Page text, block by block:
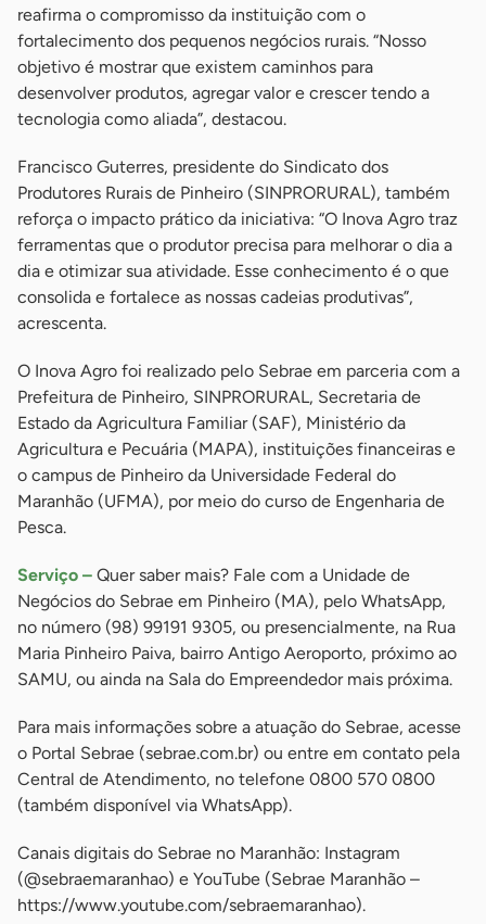
reafirma o compromisso da instituição com o
fortalecimento dos pequenos negócios rurais. “Nosso
objetivo é mostrar que existem caminhos para
desenvolver produtos, agregar valor e crescer tendo a
tecnologia como aliada”, destacou.
Francisco Guterres, presidente do Sindicato dos
Produtores Rurais de Pinheiro (SINPRORURAL), também
reforça o impacto prático da iniciativa: “O Inova Agro traz
ferramentas que o produtor precisa para melhorar o dia a
dia e otimizar sua atividade. Esse conhecimento é o que
consolida e fortalece as nossas cadeias produtivas”,
acrescenta.
O Inova Agro foi realizado pelo Sebrae em parceria com a
Prefeitura de Pinheiro, SINPRORURAL, Secretaria de
Estado da Agricultura Familiar (SAF), Ministério da
Agricultura e Pecuária (MAPA), instituições financeiras e
o campus de Pinheiro da Universidade Federal do
Maranhão (UFMA), por meio do curso de Engenharia de
Pesca.
Serviço – Quer saber mais? Fale com a Unidade de
Negócios do Sebrae em Pinheiro (MA), pelo WhatsApp,
no número (98) 99191 9305, ou presencialmente, na Rua
Maria Pinheiro Paiva, bairro Antigo Aeroporto, próximo ao
SAMU, ou ainda na Sala do Empreendedor mais próxima.
Para mais informações sobre a atuação do Sebrae, acesse
o Portal Sebrae (sebrae.com.br) ou entre em contato pela
Central de Atendimento, no telefone 0800 570 0800
(também disponível via WhatsApp).
Canais digitais do Sebrae no Maranhão: Instagram
(@sebraemaranhao) e YouTube (Sebrae Maranhão –
https://www.youtube.com/sebraemaranhao).